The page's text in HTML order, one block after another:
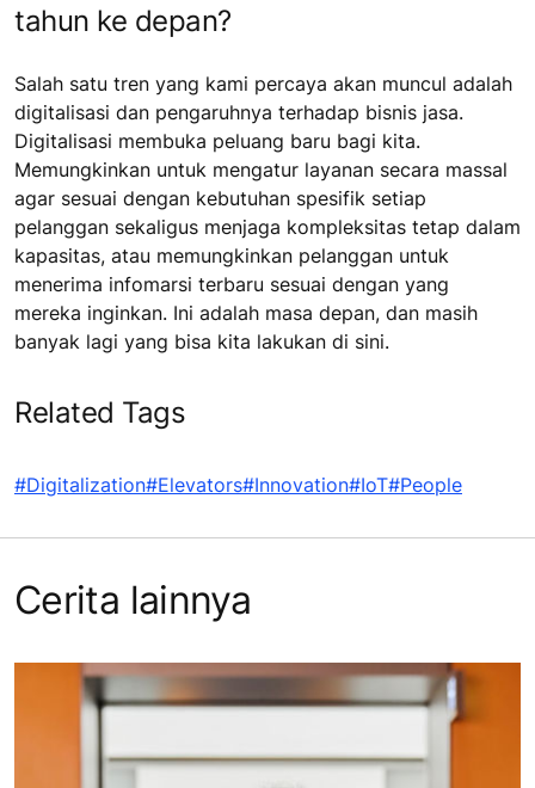
tahun ke depan?
Salah satu tren yang kami percaya akan muncul adalah
digitalisasi dan pengaruhnya terhadap bisnis jasa.
Digitalisasi membuka peluang baru bagi kita.
Memungkinkan untuk mengatur layanan secara massal
agar sesuai dengan kebutuhan spesifik setiap
pelanggan sekaligus menjaga kompleksitas tetap dalam
kapasitas, atau memungkinkan pelanggan untuk
menerima infomarsi terbaru sesuai dengan yang
mereka inginkan. Ini adalah masa depan, dan masih
banyak lagi yang bisa kita lakukan di sini.
Related Tags
#Digitalization#Elevators#Innovation#IoT#People
Cerita lainnya